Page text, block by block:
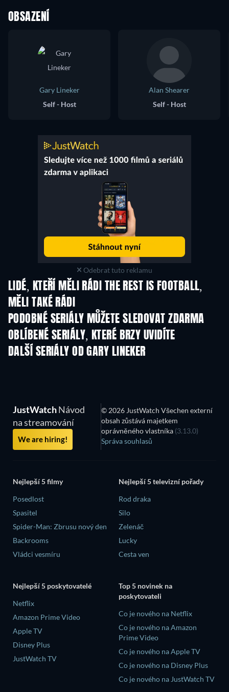
OBSAZENÍ
Gary Lineker
Self - Host
Alan Shearer
Self - Host
Odebrat tuto reklamu
LIDÉ, KTEŘÍ MĚLI RÁDI THE REST IS FOOTBALL,
MĚLI TAKÉ RÁDI
PODOBNÉ SERIÁLY MŮŽETE SLEDOVAT ZDARMA
TV
OBLÍBENÉ SERIÁLY, KTERÉ BRZY UVIDÍTE
TV TV
DALŠÍ SERIÁLY OD GARY LINEKER
JustWatchNávod
na streamování
We are hiring!
© 2026 JustWatch Všechen externí
obsah zůstává majetkem
oprávněného vlastníka (3.13.0)
Správa souhlasů
Nejlepší 5 filmy
Posedlost
Spasitel
Spider-Man: Zbrusu nový den
Backrooms
Vládci vesmíru
Nejlepší 5 televizní pořady
Rod draka
Silo
Zelenáč
Lucky
Cesta ven
Nejlepší 5 poskytovatelé
Netflix
Amazon Prime Video
Apple TV
Disney Plus
JustWatch TV
Top 5 novinek na
poskytovateli
Co je nového na Netflix
Co je nového na Amazon
Prime Video
Co je nového na Apple TV
Co je nového na Disney Plus
Co je nového na JustWatch TV